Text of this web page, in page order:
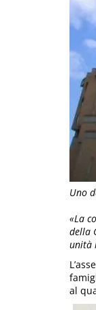
Uno
«La
della
unità
al